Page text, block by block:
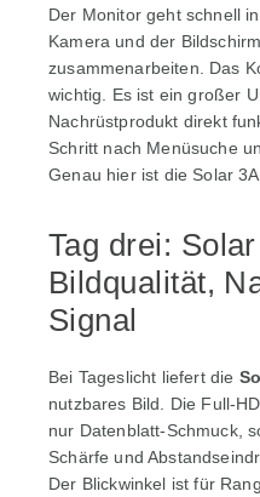
Der Monitor geht schnell
Kamera und der
zusammenarbeiten. Das
wichtig. Es ist ein großer
Nachrüstprodukt direkt
Schritt nach Menüsuche
Genau hier ist die Solar
Tag drei:
Bildqualität,
Signal
Bei Tageslicht liefert die
nutzbares Bild. Die Full-
nur Datenblatt-Schmuck,
Schärfe und
Der Blickwinkel ist für